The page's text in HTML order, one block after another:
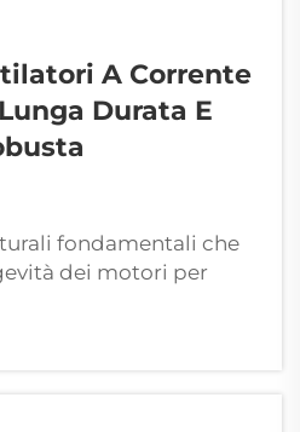
A Corrente
Durata E
fondamentali che
dei motori per
di isolamento del
in
La longevità dei